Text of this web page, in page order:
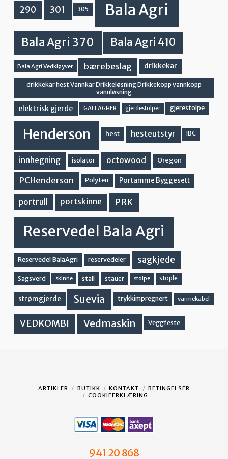
290 301 305 Bala Agri
Bala Agri 370 Bala Agri 410
Bala Agri Vedkløyver bærebeslag drikkekar
drikkekar hest Vannkar Drikkeløsning Drikkekopp vannkopp
vannløsning
elektrisk gjerde GALLAGHER gjerdestolper gjerestolpe
Henderson hest hesteutstyr IBC
innhegning isolator octowood Oregon
PCHenderson Polyten Portamme Byggesett
portrull portskinne PRK
Reservedel Bala Agri
Reservedel BalaAgri reservedeler sagkjede
Sagsverd skinne stall stauer stolpe stople
strømgjerde Suevia trykkimpregnert varmekabel
VEDKOMBI Vedmaskin Veggfeste
ARTIKLER BUTIKK KONTAKT
BETINGELSER
COOKIEERKLÆRING
941 20 868